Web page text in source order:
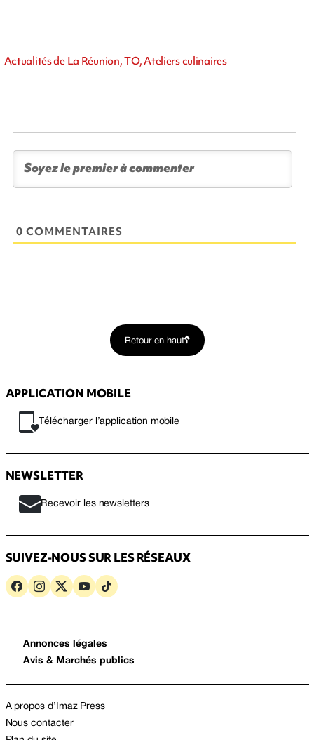
Actualités de La Réunion, TO, Ateliers culinaires
0 COMMENTAIRES
Retour en haut
APPLICATION MOBILE
Télécharger l’application mobile
NEWSLETTER
Recevoir les newsletters
SUIVEZ-NOUS SUR LES RÉSEAUX
Annonces légales
Avis & Marchés publics
A propos d’Imaz Press
Nous contacter